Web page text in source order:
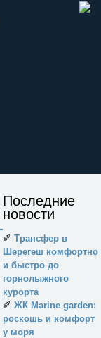
Последние
новости
✐ Трансфер в
Шерегеш комфортно
и быстро до
горнолыжного
курорта
✐ ЖК Marine garden:
роскошь и комфорт
у моря